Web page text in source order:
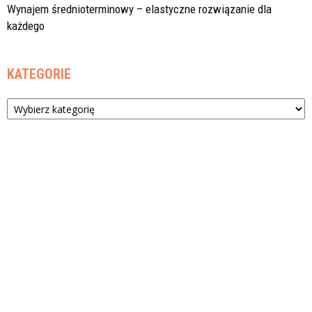
Wynajem średnioterminowy – elastyczne rozwiązanie dla
każdego
KATEGORIE
Kategorie